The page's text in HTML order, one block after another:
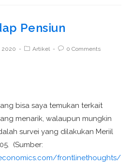
Pensiun
2020 Artikel 0 Comments
bisa saya temukan terkait
menarik, walaupun mungkin
survei yang dilakukan Meriil
(Sumber:
frontlinethoughts/